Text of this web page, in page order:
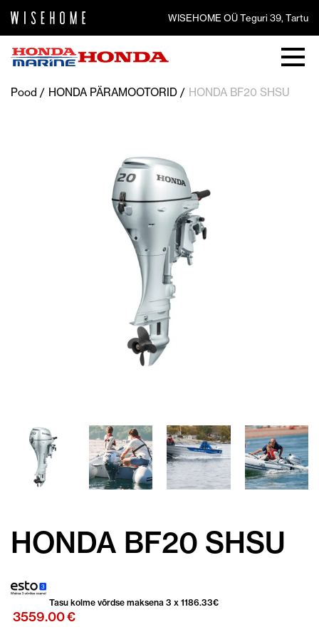
WISEHOME OÜ Teguri 39, Tartu
Pood HONDA PÄRAMOOTORID HONDA BF20 SHSU
HONDA BF20 SHSU
Tasu kolme võrdse maksena 3 x 1186.33€
3559.00€